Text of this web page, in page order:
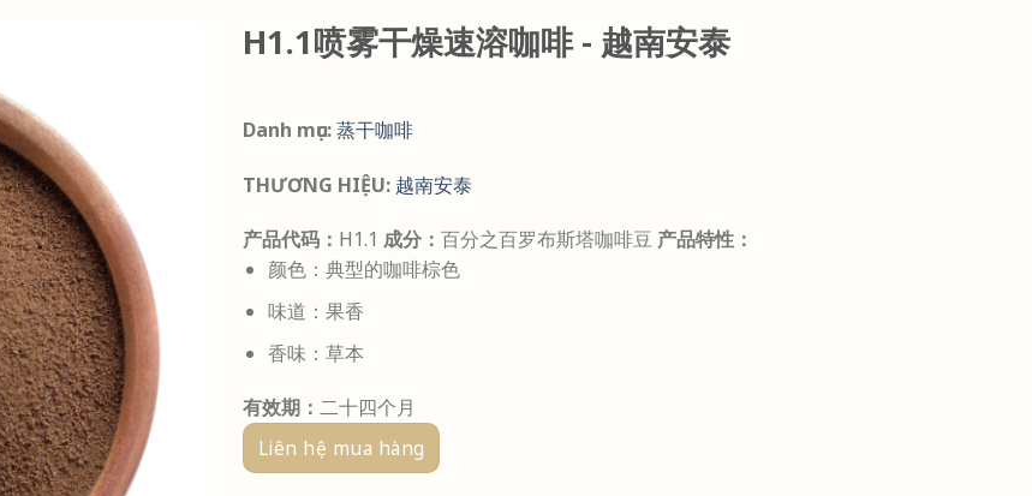
H1.1喷雾干燥速溶咖啡 - 越南安泰
Danh mục:蒸干咖啡
THƯƠNG HIỆU: 越南安泰
产品代码： H1.1 成分： 百分之百罗布斯塔咖啡豆 产品特性：
颜色：典型的咖啡棕色
味道：果香
香味：草本
有效期： 二十四个月
Liên hệ mua hàng